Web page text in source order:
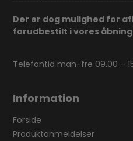
Der er dog mulighed for
forudbestilt i vores
Telefontid man-fre 09.00 –
Information
Forside
Produktanmeldelser